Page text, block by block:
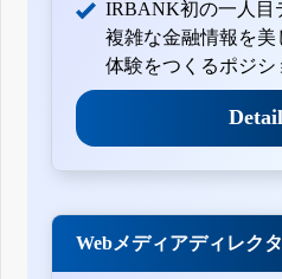
IRBANK初の一人目
複雑な金融情報を
体験をつくるポジシ
Webメディアディレク